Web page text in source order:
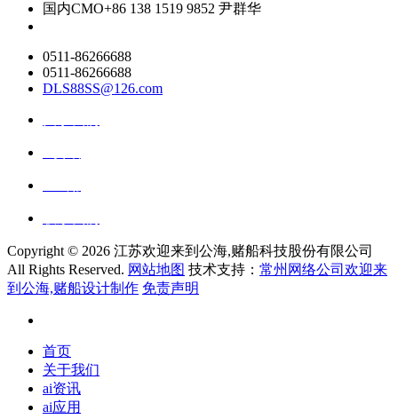
国内CMO+86 138 1519 9852 尹群华
0511-86266688
0511-86266688
DLS88SS@126.com
Copyright © 2026 江苏欢迎来到公海,赌船科技股份有限公司
All Rights Reserved. 网站地图 技术支持： 常州网络公司欢迎来
到公海,赌船设计制作 免责声明
首页
关于我们
ai资讯
ai应用